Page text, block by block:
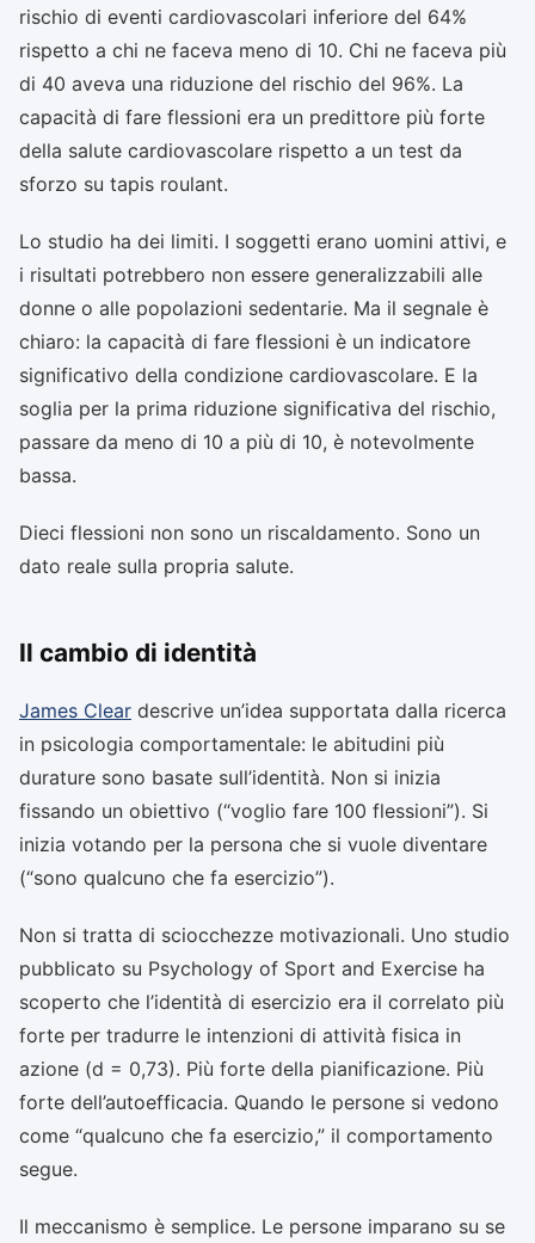
rischio di eventi cardiovascolari inferiore del 64%
rispetto a chi ne faceva meno di 10. Chi ne faceva più
di 40 aveva una riduzione del rischio del 96%. La
capacità di fare flessioni era un predittore più forte
della salute cardiovascolare rispetto a un test da
sforzo su tapis roulant.
Lo studio ha dei limiti. I soggetti erano uomini attivi, e
i risultati potrebbero non essere generalizzabili alle
donne o alle popolazioni sedentarie. Ma il segnale è
chiaro: la capacità di fare flessioni è un indicatore
significativo della condizione cardiovascolare. E la
soglia per la prima riduzione significativa del rischio,
passare da meno di 10 a più di 10, è notevolmente
bassa.
Dieci flessioni non sono un riscaldamento. Sono un
dato reale sulla propria salute.
Il cambio di identità
James Clear descrive un’idea supportata dalla ricerca
in psicologia comportamentale: le abitudini più
durature sono basate sull’identità. Non si inizia
fissando un obiettivo (“voglio fare 100 flessioni”). Si
inizia votando per la persona che si vuole diventare
(“sono qualcuno che fa esercizio”).
Non si tratta di sciocchezze motivazionali. Uno studio
pubblicato su Psychology of Sport and Exercise ha
scoperto che l’identità di esercizio era il correlato più
forte per tradurre le intenzioni di attività fisica in
azione (d = 0,73). Più forte della pianificazione. Più
forte dell’autoefficacia. Quando le persone si vedono
come “qualcuno che fa esercizio,” il comportamento
segue.
Il meccanismo è semplice. Le persone imparano su se